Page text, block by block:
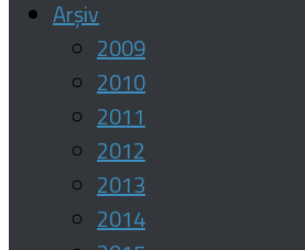
Arşiv
2009
2010
2011
2012
2013
2014